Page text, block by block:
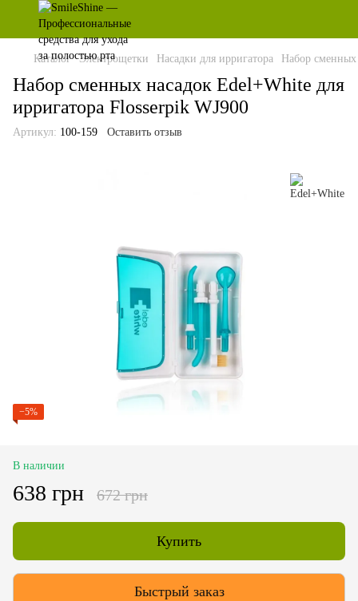
Каталог Электрощетки Насадки для ирригатора Набор сменных
Набор сменных насадок Edel+White для
ирригатора Flosserpik WJ900
Артикул: 100-159 Оставить отзыв
−5%
В наличии
638 грн 672 грн
Купить
Быстрый заказ